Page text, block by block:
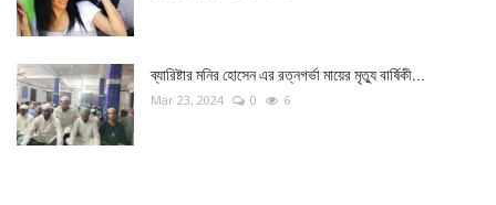
ব্যারিষ্টার মনির হোসেন এর রত্নগর্ভা মায়ের মৃত্যু বার্ষিকী...
Mar 23, 2024 0 6